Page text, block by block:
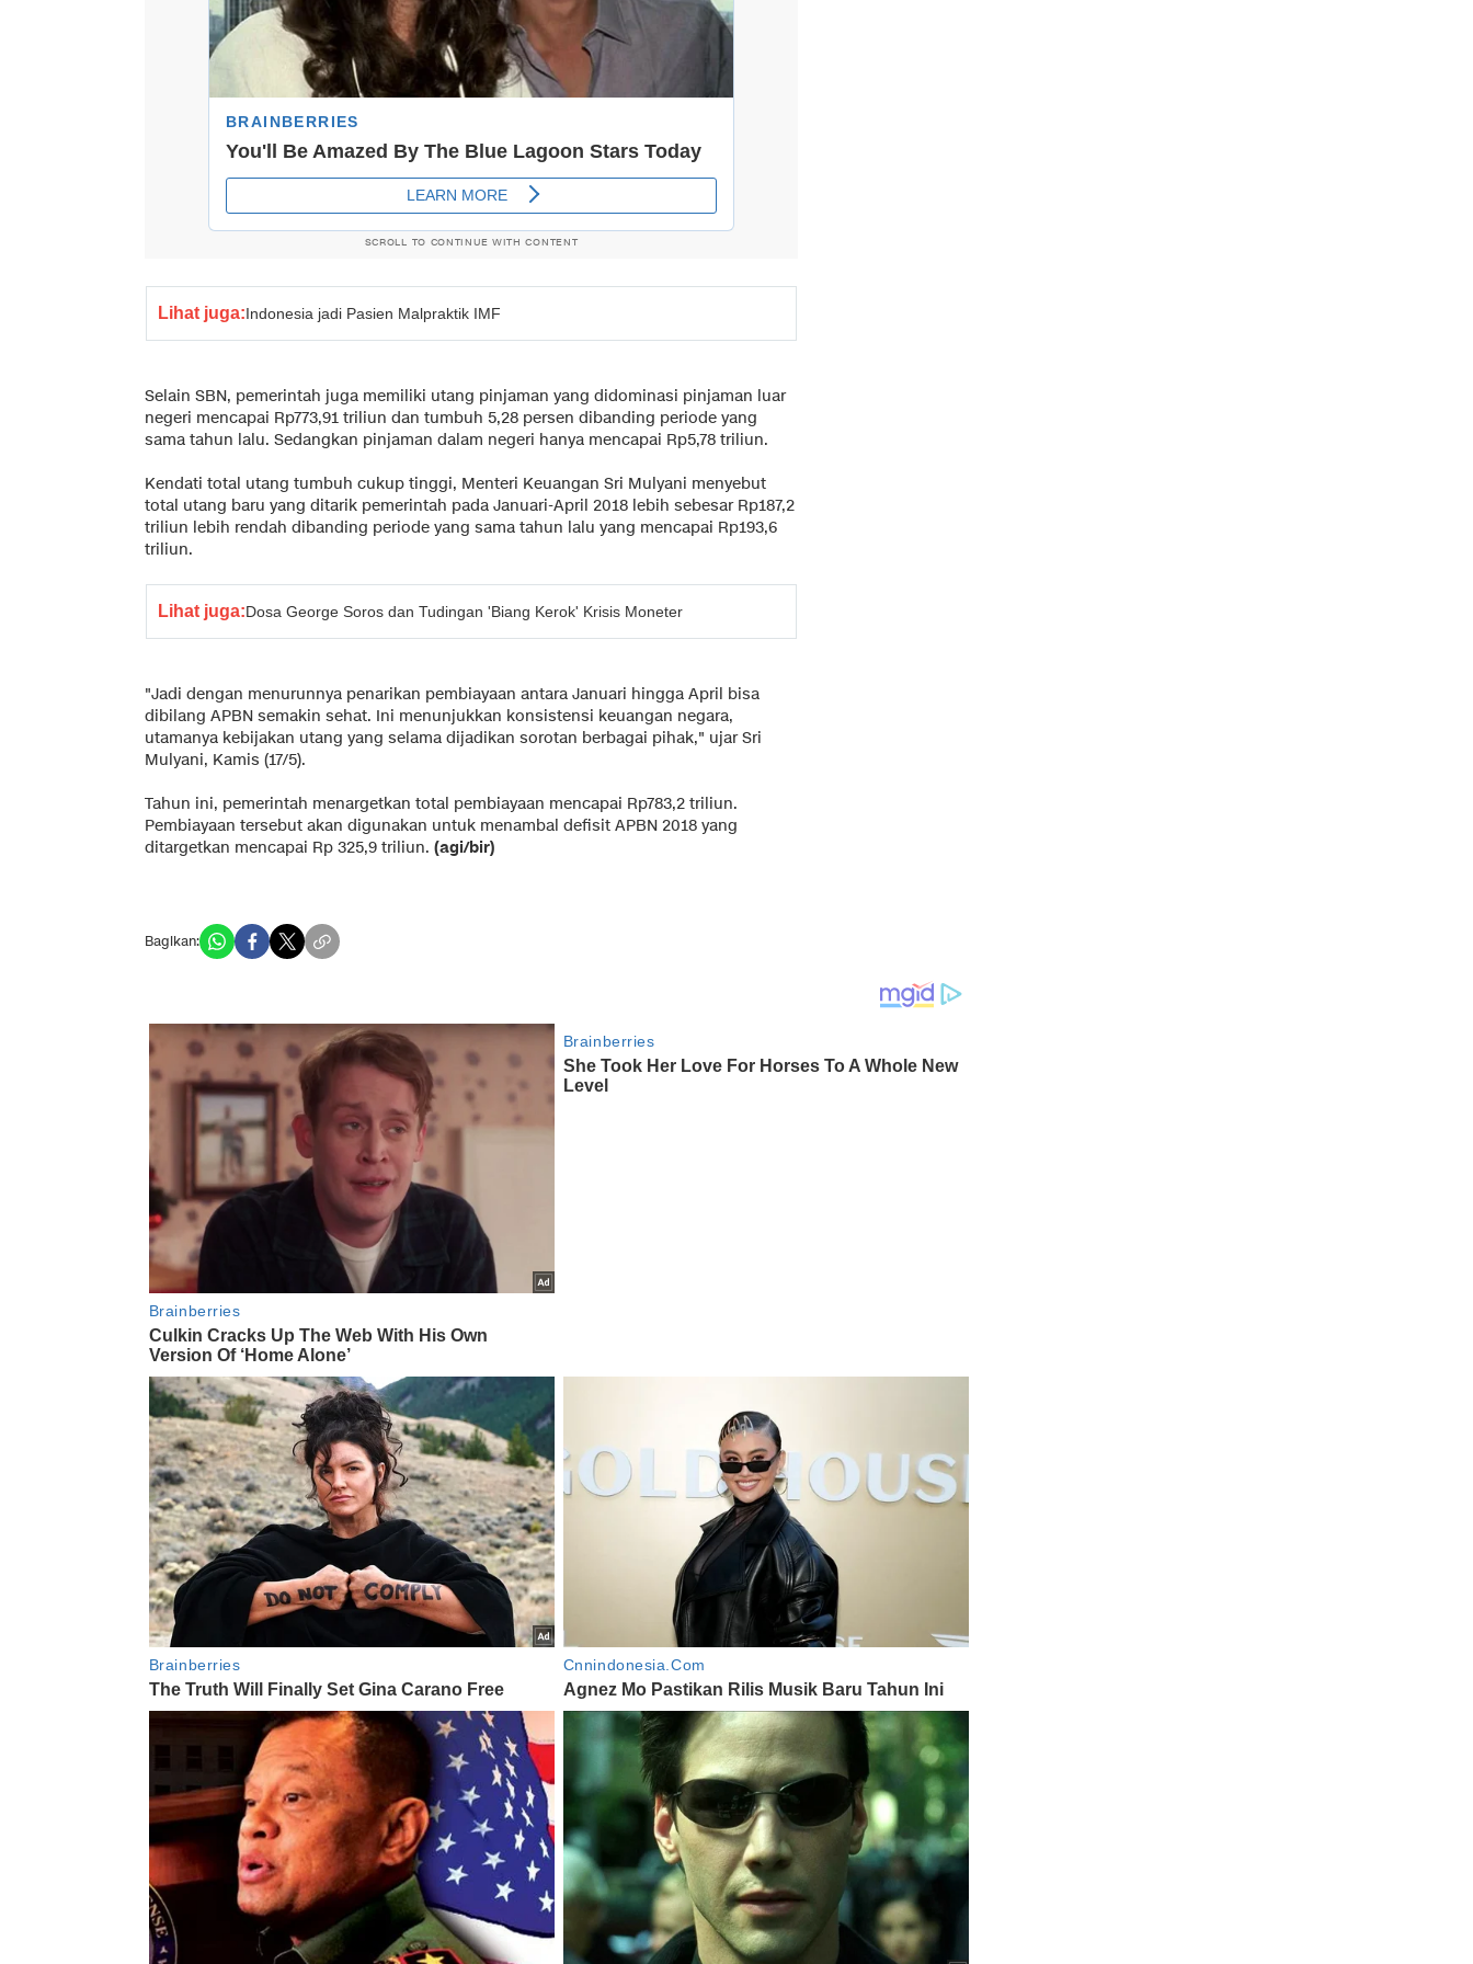
SCROLL TO CONTINUE WITH CONTENT
Lihat juga:Indonesia jadi Pasien Malpraktik IMF
Selain SBN, pemerintah juga memiliki utang pinjaman yang didominasi pinjaman luar
negeri mencapai Rp773,91 triliun dan tumbuh 5,28 persen dibanding periode yang
sama tahun lalu. Sedangkan pinjaman dalam negeri hanya mencapai Rp5,78 triliun.
Kendati total utang tumbuh cukup tinggi, Menteri Keuangan Sri Mulyani menyebut
total utang baru yang ditarik pemerintah pada Januari-April 2018 lebih sebesar Rp187,2
triliun lebih rendah dibanding periode yang sama tahun lalu yang mencapai Rp193,6
triliun.
Lihat juga:Dosa George Soros dan Tudingan 'Biang Kerok' Krisis Moneter
"Jadi dengan menurunnya penarikan pembiayaan antara Januari hingga April bisa
dibilang APBN semakin sehat. Ini menunjukkan konsistensi keuangan negara,
utamanya kebijakan utang yang selama dijadikan sorotan berbagai pihak," ujar Sri
Mulyani, Kamis (17/5).
Tahun ini, pemerintah menargetkan total pembiayaan mencapai Rp783,2 triliun.
Pembiayaan tersebut akan digunakan untuk menambal defisit APBN 2018 yang
ditargetkan mencapai Rp 325,9 triliun. (agi/bir)
Bagikan: